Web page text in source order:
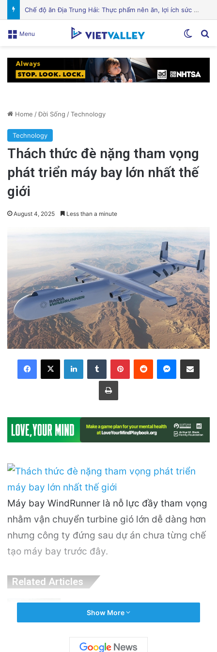
Cảnh Báo: Công An Xử Phạt Người Chia Sẻ Livestream Của Bà Nguyễn Phương Hằng!
Menu
Home /Đời Sống /Technology
Technology
Thách thức đè nặng tham vọng
phát triển máy bay lớn nhất thế
giới
August 4, 2025 Less than a minute
LinkedInTumblr PinterestReddit Messenger
Share via Email
Print
Máy bay WindRunner là nỗ lực đầy tham vọng
nhằm vận chuyển turbine gió lớn dễ dàng hơn
nhưng công ty đứng sau dự án chưa từng chế
tạo máy bay trước đây.
Related Articles
Cuộc đời của Nhà Khoa học Xuất sắc
14 hours ago
Show More